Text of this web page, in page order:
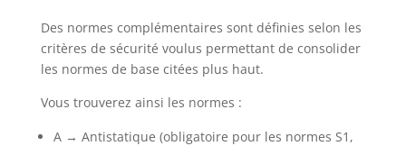
Des normes complémentaires sont définies selon les
critères de sécurité voulus permettant de consolider
les normes de base citées plus haut.
Vous trouverez ainsi les normes :
A → Antistatique (obligatoire pour les normes S1,